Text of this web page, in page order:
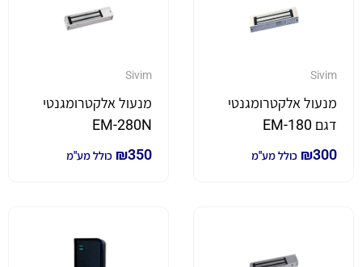
Sivim
מנעול אלקטרומגנטי
דגם EM-180
₪300 כולל מע"מ
Sivim
מנעול אלקטרומגנטי
EM-280N
₪350 כולל מע"מ